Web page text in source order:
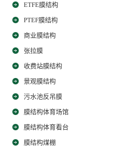
ETFE膜结构
PTEF膜结构
商业膜结构
张拉膜
收费站膜结构
景观膜结构
污水池反吊膜
膜结构体育场馆
膜结构体育看台
膜结构煤棚